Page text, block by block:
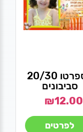
פספרטו 20/30
סביבונים
₪12.00
לפרטים